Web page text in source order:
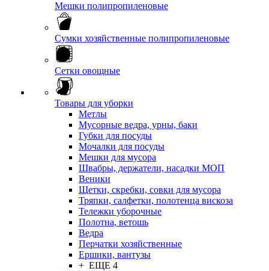
Мешки полипропиленовые
Сумки хозяйственные полипропиленовые
Сетки овощные
Товары для уборки
Метлы
Мусорные ведра, урны, баки
Губки для посуды
Мочалки для посуды
Мешки для мусора
Швабры, держатели, насадки МОП
Веники
Щетки, скребки, совки для мусора
Тряпки, салфетки, полотенца вискоза
Тележки уборочные
Полотна, ветошь
Ведра
Перчатки хозяйственные
Ершики, вантузы
+ ЕЩЕ 4